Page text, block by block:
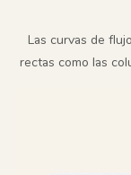
Las curvas de
rectas como las